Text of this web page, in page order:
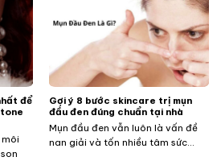
để
Gợi ý 8 bước skincare trị mụn
đầu đen đúng chuẩn tại nhà
Mụn đầu đen vẫn luôn là vấn đề
nan giải và tốn nhiều tâm sức...